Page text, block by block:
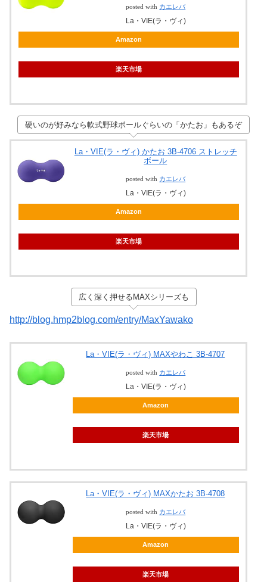
posted with カエレバ
La・VIE(ラ・ヴィ)
Amazon
楽天市場
硬いのが好みなら軟式野球ボールぐらいの「かたお」もあるぞ
La・VIE(ラ・ヴィ) かたお 3B-4706 ストレッチ
ボール
posted with カエレバ
La・VIE(ラ・ヴィ)
Amazon
楽天市場
広く深く押せるMAXシリーズも
http://blog.hmp2blog.com/entry/MaxYawako
La・VIE(ラ・ヴィ) MAXやわこ 3B-4707
posted with カエレバ
La・VIE(ラ・ヴィ)
Amazon
楽天市場
La・VIE(ラ・ヴィ) MAXかたお 3B-4708
posted with カエレバ
La・VIE(ラ・ヴィ)
Amazon
楽天市場